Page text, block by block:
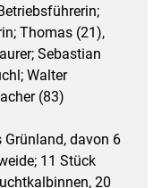
Thomas (21),
Sebastian
Walter
(83)
davon 6
11 Stück
20